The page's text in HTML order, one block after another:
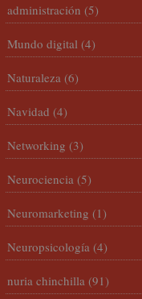
administración (5)
Mundo digital (4)
Naturaleza (6)
Navidad (4)
Networking (3)
Neurociencia (5)
Neuromarketing (1)
Neuropsicología (4)
nuria chinchilla (91)